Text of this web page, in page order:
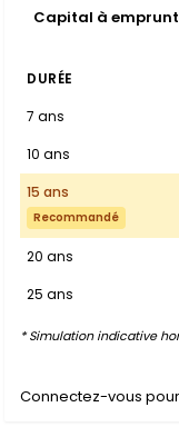
Capital à
DURÉE
7 ans
10 ans
15 ans
Recommandé
20 ans
25 ans
* Simulation indicative
Connectez-vous